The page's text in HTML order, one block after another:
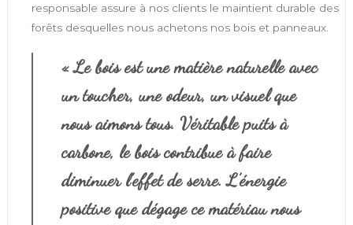
responsable assure à nos clients le maintient durable des
forêts desquelles nous achetons nos bois et panneaux.
« Le bois est une matière naturelle avec
un toucher, une odeur, un visuel que
nous aimons tous. Véritable puits à
carbone, le bois contribue à faire
diminuer l’effet de serre. L’énergie
positive que dégage ce matériau nous